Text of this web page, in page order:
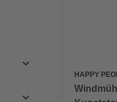
HAPPY